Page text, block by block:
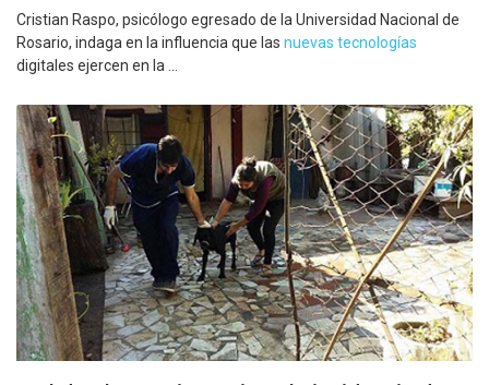
Cristian Raspo, psicólogo egresado de la Universidad Nacional de
Rosario, indaga en la influencia que las nuevas tecnologías
digitales ejercen en la ...